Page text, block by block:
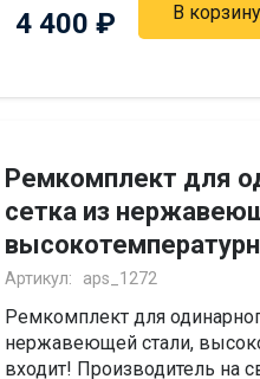
4 400 ₽ В корзину
Ремкомплект для
сетка из
Артикул: aps_1272
Ремкомплект для
нержавеющей стали,
входит! Производитель на